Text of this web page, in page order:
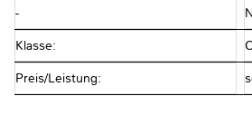
-
Klasse:
Preis/Leistung: